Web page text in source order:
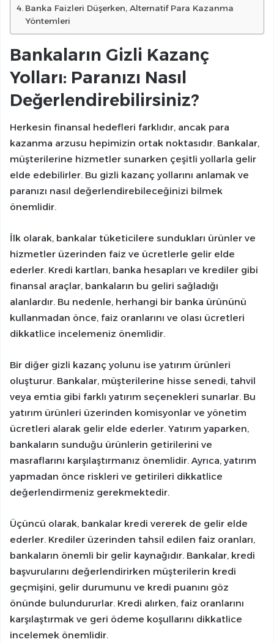
Banka Faizleri Düşerken, Alternatif Para Kazanma
Yöntemleri
Bankaların Gizli Kazanç
Yolları: Paranızı Nasıl
Değerlendirebilirsiniz?
Herkesin finansal hedefleri farklıdır, ancak para
kazanma arzusu hepimizin ortak noktasıdır. Bankalar,
müşterilerine hizmetler sunarken çeşitli yollarla gelir
elde edebilirler. Bu gizli kazanç yollarını anlamak ve
paranızı nasıl değerlendirebileceğinizi bilmek
önemlidir.
İlk olarak, bankalar tüketicilere sundukları ürünler ve
hizmetler üzerinden faiz ve ücretlerle gelir elde
ederler. Kredi kartları, banka hesapları ve krediler gibi
finansal araçlar, bankaların bu geliri sağladığı
alanlardır. Bu nedenle, herhangi bir banka ürününü
kullanmadan önce, faiz oranlarını ve olası ücretleri
dikkatlice incelemeniz önemlidir.
Bir diğer gizli kazanç yolunu ise yatırım ürünleri
oluşturur. Bankalar, müşterilerine hisse senedi, tahvil
veya emtia gibi farklı yatırım seçenekleri sunarlar. Bu
yatırım ürünleri üzerinden komisyonlar ve yönetim
ücretleri alarak gelir elde ederler. Yatırım yaparken,
bankaların sunduğu ürünlerin getirilerini ve
masraflarını karşılaştırmanız önemlidir. Ayrıca, yatırım
yapmadan önce riskleri ve getirileri dikkatlice
değerlendirmeniz gerekmektedir.
Üçüncü olarak, bankalar kredi vererek de gelir elde
ederler. Krediler üzerinden tahsil edilen faiz oranları,
bankaların önemli bir gelir kaynağıdır. Bankalar, kredi
başvurularını değerlendirirken müşterilerin kredi
geçmişini, gelir durumunu ve kredi puanını göz
önünde bulundururlar. Kredi alırken, faiz oranlarını
karşılaştırmak ve geri ödeme koşullarını dikkatlice
incelemek önemlidir.